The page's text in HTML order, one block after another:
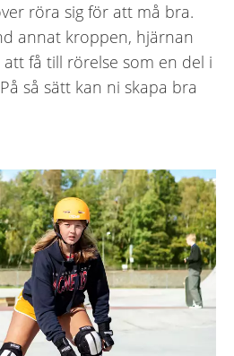
röra sig för att må bra.
annat kroppen, hjärnan
få till rörelse som en del i
så sätt kan ni skapa bra